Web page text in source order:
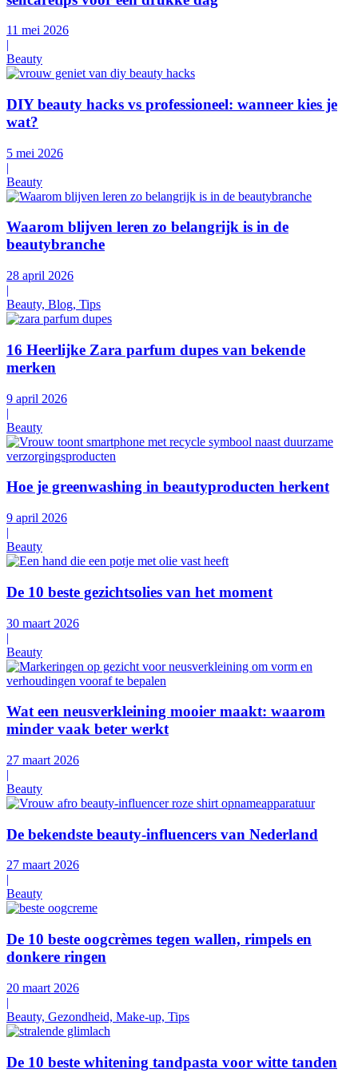
11 mei 2026
|
Beauty
DIY beauty hacks vs professioneel: wanneer kies je
wat?
5 mei 2026
|
Beauty
Waarom blijven leren zo belangrijk is in de
beautybranche
28 april 2026
|
Beauty, Blog, Tips
16 Heerlijke Zara parfum dupes van bekende
merken
9 april 2026
|
Beauty
Hoe je greenwashing in beautyproducten herkent
9 april 2026
|
Beauty
De 10 beste gezichtsolies van het moment
30 maart 2026
|
Beauty
Wat een neusverkleining mooier maakt: waarom
minder vaak beter werkt
27 maart 2026
|
Beauty
De bekendste beauty-influencers van Nederland
27 maart 2026
|
Beauty
De 10 beste oogcrèmes tegen wallen, rimpels en
donkere ringen
20 maart 2026
|
Beauty, Gezondheid, Make-up, Tips
De 10 beste whitening tandpasta voor witte tanden